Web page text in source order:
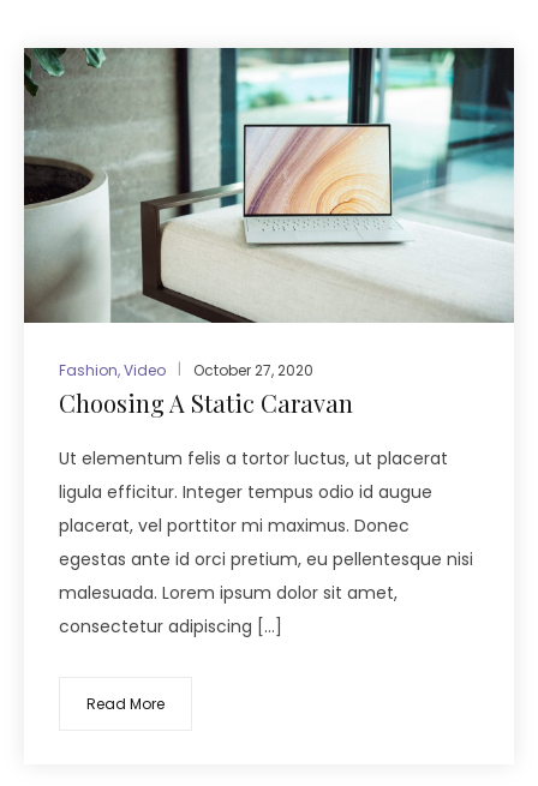
Fashion,Video October 27, 2020
Choosing A Static Caravan
Ut elementum felis a tortor luctus, ut placerat
ligula efficitur. Integer tempus odio id augue
placerat, vel porttitor mi maximus. Donec
egestas ante id orci pretium, eu pellentesque nisi
malesuada. Lorem ipsum dolor sit amet,
consectetur adipiscing […]
Read More